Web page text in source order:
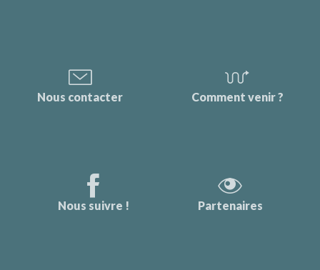
Nous contacter Comment venir ?
Nous suivre ! Partenaires